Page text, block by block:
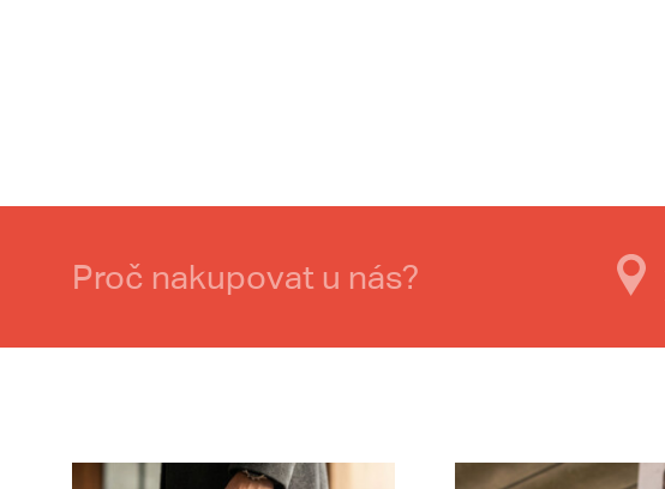
Proč nakupovat u nás?